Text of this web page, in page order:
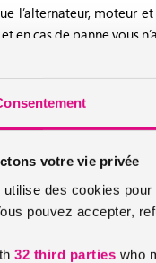
votre vie privée
utilise des cookies
pouvez accepter,
32 third parties who
l’alternateur, moteur
en cas de panne vous
assure la prise
jusqu’aux 12 ans du
dès la 1ère année, cette
: les conditions
panne mécanique